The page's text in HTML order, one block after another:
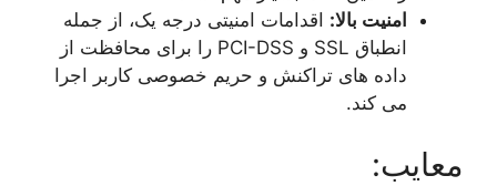
امنیت بالا: اقدامات امنیتی درجه یک، از جمله
انطباق SSL و PCI-DSS را برای محافظت از
داده های تراکنش و حریم خصوصی کاربر اجرا
می کند.
معایب: